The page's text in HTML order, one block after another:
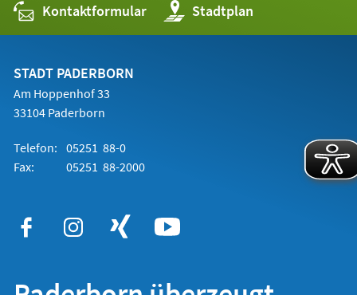
Kontaktformular Stadtplan
(Öffnet
in
einem
STADT PADERBORN
Am Hoppenhof 33
33104 Paderborn
Telefon: 05251 88-0
Fax:
05251 88-2000